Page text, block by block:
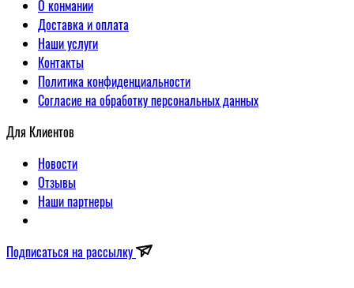
О конмании
Доставка и оплата
Наши услуги
Контакты
Политика конфиденциальности
Согласие на обработку персональных данных
Для Клиентов
Новости
Отзывы
Наши партнеры
Подписаться на рассылку